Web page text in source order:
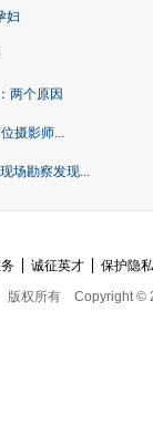
妇
两个原因
摄影师...
场勘察发现...
诚征英才
保护隐
版权所有 Copyright ©